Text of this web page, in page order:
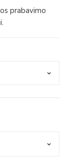
prabavimo